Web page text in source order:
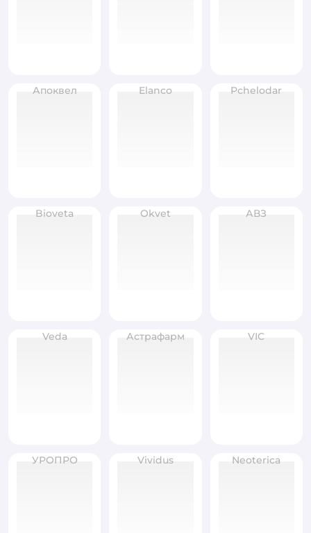
Апоквел Elanco Pchelodar
Bioveta Okvet АВЗ
Veda Астрафарм VIC
УРОПРО Vividus Neoterica